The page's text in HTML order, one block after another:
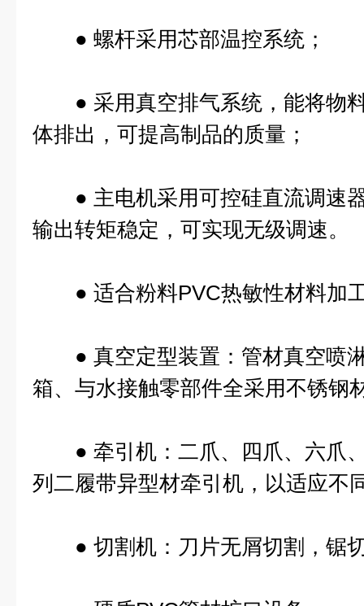
● 螺杆采用芯部温控系统；
● 采用真空排气系统，能将物
体排出，可提高制品的质量；
● 主电机采用可控硅直流调速
输出转矩稳定，可实现无级调速。
● 适合粉料PVC热敏性材料加
● 真空定型装置：管材真空喷
箱、与水接触零部件全采用不锈钢
● 牵引机：二爪、四爪、六爪
列二履带异型材牵引机，以适应不
● 切割机：刀片无屑切割，锯